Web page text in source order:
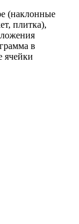
(наклонные
плитка),
в
ячейки